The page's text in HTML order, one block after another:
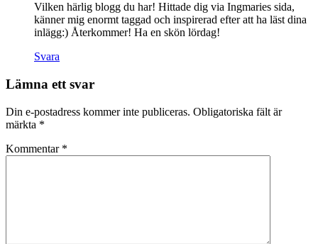
Vilken härlig blogg du har! Hittade dig via Ingmaries sida,
känner mig enormt taggad och inspirerad efter att ha läst dina
inlägg:) Återkommer! Ha en skön lördag!
Svara
Lämna ett svar
Din e-postadress kommer inte publiceras. Obligatoriska fält är
märkta *
Kommentar *